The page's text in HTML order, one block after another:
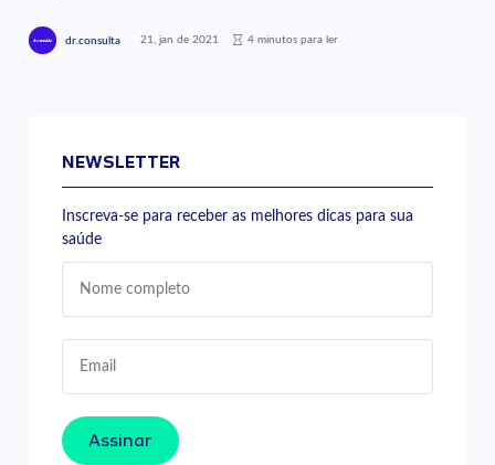
dr.consulta 21, jan de 2021 4 minutos para ler
NEWSLETTER
Inscreva-se para receber as melhores dicas para sua
saúde
Assinar